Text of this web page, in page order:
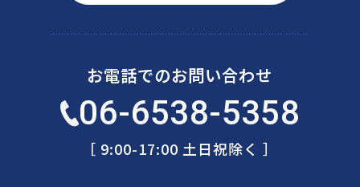
お電話でのお問い合わせ
06-6538-5358
［ 9:00-17:00 土日祝除く ］